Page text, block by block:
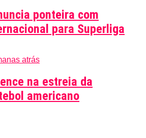
ponteira com
para Superliga
atrás
na estreia da
americano